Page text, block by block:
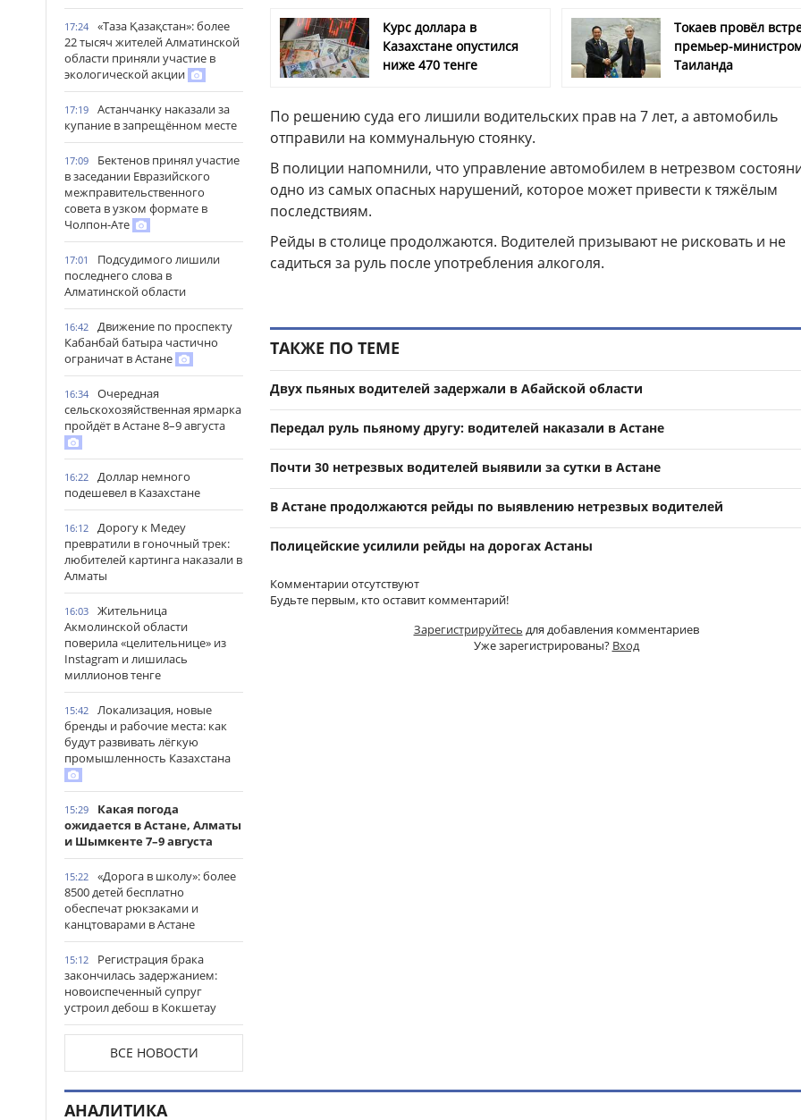
17:24
«Таза Қазақстан»: более
22 тысяч жителей Алматинской
области приняли участие в
экологической акции
17:19
Астанчанку наказали за
купание в запрещённом месте
17:09
Бектенов принял участие
в заседании Евразийского
межправительственного
совета в узком формате в
Чолпон-Ате
17:01
Подсудимого лишили
последнего слова в
Алматинской области
16:42
Движение по проспекту
Кабанбай батыра частично
ограничат в Астане
16:34
Очередная
сельскохозяйственная ярмарка
пройдёт в Астане 8–9 августа
16:22
Доллар немного
подешевел в Казахстане
16:12
Дорогу к Медеу
превратили в гоночный трек:
любителей картинга наказали в
Алматы
16:03
Жительница
Акмолинской области
поверила «целительнице» из
Instagram и лишилась
миллионов тенге
15:42
Локализация, новые
бренды и рабочие места: как
будут развивать лёгкую
промышленность Казахстана
15:29
Какая погода
ожидается в Астане, Алматы
и Шымкенте 7–9 августа
15:22
«Дорога в школу»: более
8500 детей бесплатно
обеспечат рюкзаками и
канцтоварами в Астане
15:12
Регистрация брака
закончилась задержанием:
новоиспеченный супруг
устроил дебош в Кокшетау
Сауран началась реставрация
исторических памятников
14:53
Выезд на встречную
ВСЕ НОВОСТИ
Курс доллара в
Казахстане опустился
ниже 470 тенге
Токаев провёл
премьер-
Таиланда
По решению суда его лишили водительских прав на 7 лет, а автомобиль
отправили на коммунальную стоянку.
В полиции напомнили, что управление автомобилем в нетрезвом
одно из самых опасных нарушений, которое может привести к тяжёлым
последствиям.
Рейды в столице продолжаются. Водителей призывают не рисковать и не
садиться за руль после употребления алкоголя.
ТАКЖЕ ПО ТЕМЕ
Двух пьяных водителей задержали в Абайской области
Передал руль пьяному другу: водителей наказали в Астане
Почти 30 нетрезвых водителей выявили за сутки в Астане
В Астане продолжаются рейды по выявлению нетрезвых водителей
Полицейские усилили рейды на дорогах Астаны
Комментарии отсутствуют
Будьте первым, кто оставит комментарий!
Зарегистрируйтесь для добавления комментариев
Уже зарегистрированы? Вход
АНАЛИТИКА